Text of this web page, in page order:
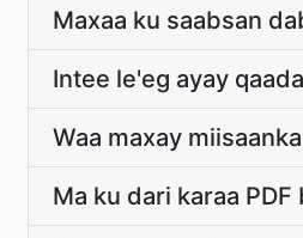
Maxaa ku saabsan
Intee le'eg ayay
Waa maxay
Ma ku dari karaa